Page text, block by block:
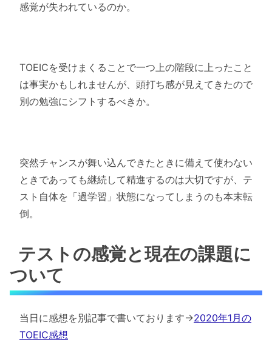
感覚が失われているのか。
TOEICを受けまくることで一つ上の階段に上ったこと
は事実かもしれませんが、 頭打ち感が見えてきたので
別の勉強にシフトするべきか。
突然チャンスが舞い込んできたときに備えて使わない
ときであって も継続して精進するのは大切ですが、テ
スト自体を「過学習」 状態になってしまうのも本末転
倒。
テストの感覚と現在の課題に
ついて
当日に感想を別記事で書いております→2020年1月の
TOEIC感想